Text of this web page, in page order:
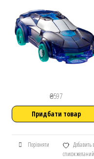
₴597
Придбати товар
Порівняти
Добавить
список желаний